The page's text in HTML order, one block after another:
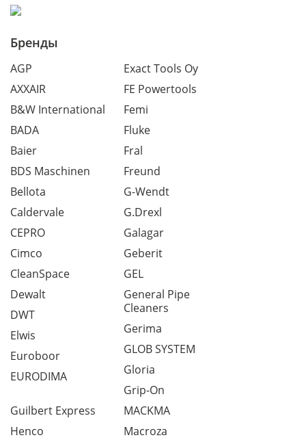
Бренды
AGP
AXXAIR
B&W International
BADA
Baier
BDS Maschinen
Bellota
Caldervale
CEPRO
Cimco
CleanSpace
Dewalt
DWT
Elwis
Euroboor
EURODIMA
Exact Tools Oy
FE Powertools
Femi
Fluke
Fral
Freund
G-Wendt
G.Drexl
Galagar
Geberit
GEL
General Pipe
Cleaners
Gerima
GLOB SYSTEM
Gloria
Grip-On
Guilbert Express
Henco
MACKMA
Macroza